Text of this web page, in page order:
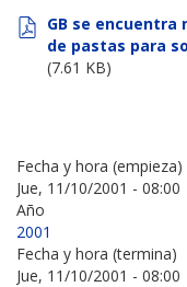
GB se encuentra
de pastas para
(7.61 KB)
Fecha y hora (empieza)
Jue, 11/10/2001 - 08:00
Año
2001
Fecha y hora (termina)
Jue, 11/10/2001 - 08:00